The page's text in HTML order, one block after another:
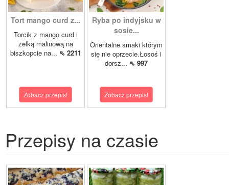
Tort mango curd z...
Torcik z mango curd i
żelką malinową na
biszkopcie na... ⇖ 2211
Zobacz przepis!
Ryba po indyjsku w
sosie...
Orientalne smaki którym
się nie oprzecie.Łosoś i
dorsz... ⇖ 997
Zobacz przepis!
Przepisy na czasie